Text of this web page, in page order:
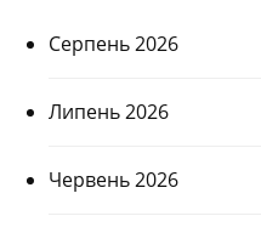
Серпень 2026
Липень 2026
Червень 2026